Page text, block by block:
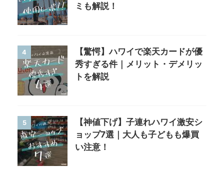
ミも解説！
4
【驚愕】ハワイで楽天カードが優
秀すぎる件｜メリット・デメリッ
トを解説
5
【神値下げ】子連れハワイ激安シ
ョップ7選｜大人も子どもも爆買
い注意！